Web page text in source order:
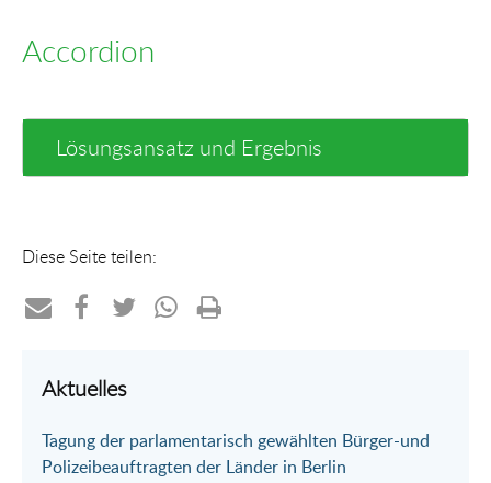
Accordion
Lösungsansatz und Ergebnis
Diese Seite teilen:
per
Mail
auf
Aktuelles
Tagung der parlamentarisch gewählten Bürger-und
Polizeibeauftragten der Länder in Berlin